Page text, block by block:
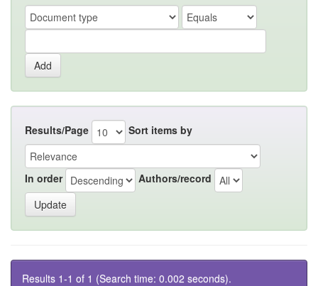
Results/Page Sort items by
In order Authors/record
Results 1-1 of 1 (Search time: 0.002 seconds).